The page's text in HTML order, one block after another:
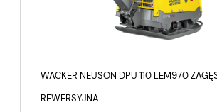
WACKER NEUSON DPU 110 LEM970
REWERSYJNA